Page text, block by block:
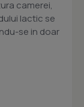
camerei,
lactic se
se in doar